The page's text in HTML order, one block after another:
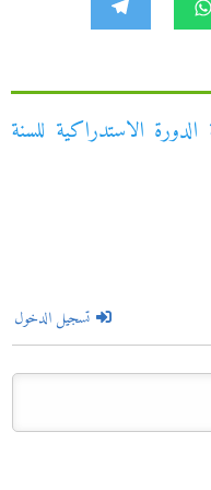
الدورة الاستدراكية للسنة
تسجيل الدخول